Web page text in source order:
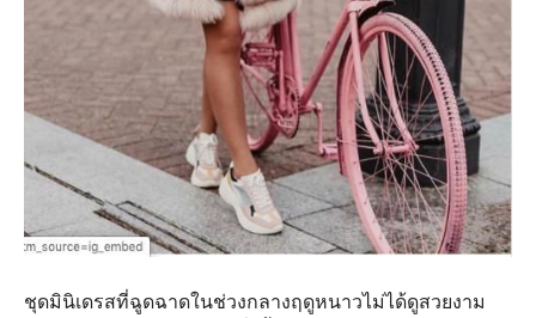
ชุดมินิเดรสที่ฉูดฉาดในช่วงกลางฤดูหนาวไม่ได้ดูสวยงาม